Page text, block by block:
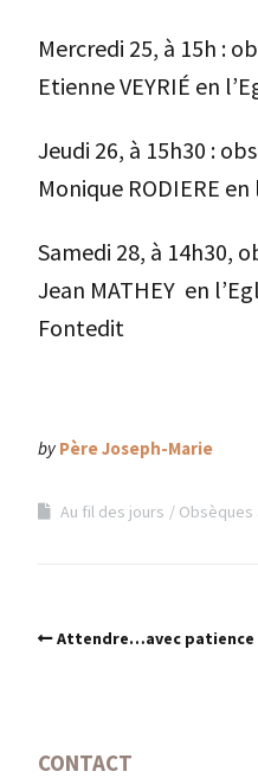
Mercredi 25, à 15h :
Etienne VEYRIÉ en
Jeudi 26, à 15h30 :
Monique RODIERE
Samedi 28, à 14h30,
Jean MATHEY en
Fontedit
by Père Joseph-Marie
Au fil des jours Obsèques
Attendre…avec patience
CONTACT